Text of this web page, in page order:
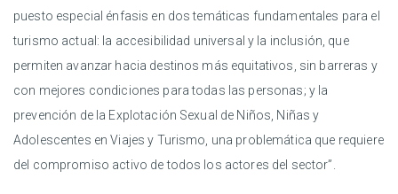
puesto especial énfasis en dos temáticas fundamentales para el
turismo actual: la accesibilidad universal y la inclusión, que
permiten avanzar hacia destinos más equitativos, sin barreras y
con mejores condiciones para todas las personas; y la
prevención de la Explotación Sexual de Niños, Niñas y
Adolescentes en Viajes y Turismo, una problemática que requiere
del compromiso activo de todos los actores del sector”.